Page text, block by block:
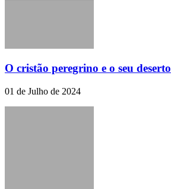
O cristão peregrino e o seu deserto
01 de Julho de 2024